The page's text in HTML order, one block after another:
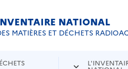
NATIONAL
MATIÈRES ET DÉCHETS